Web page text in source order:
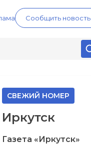
Сообщить новость
СВЕЖИЙ НОМЕР
Иркутск
Газета «Иркутск»